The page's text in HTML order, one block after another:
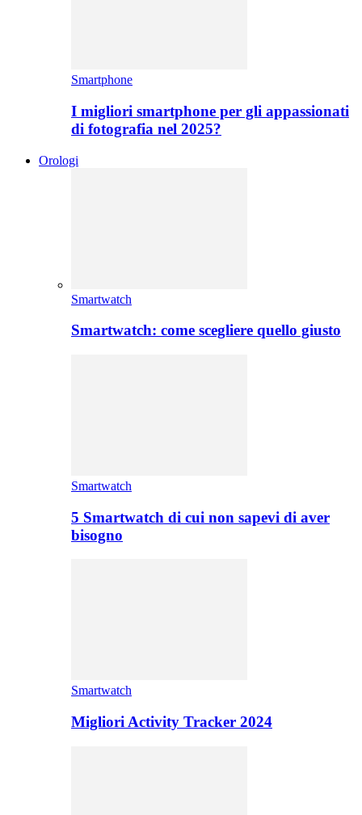
Smartphone
I migliori smartphone per gli appassionati
di fotografia nel 2025?
Orologi
Smartwatch
Smartwatch: come scegliere quello giusto
Smartwatch
5 Smartwatch di cui non sapevi di aver
bisogno
Smartwatch
Migliori Activity Tracker 2024